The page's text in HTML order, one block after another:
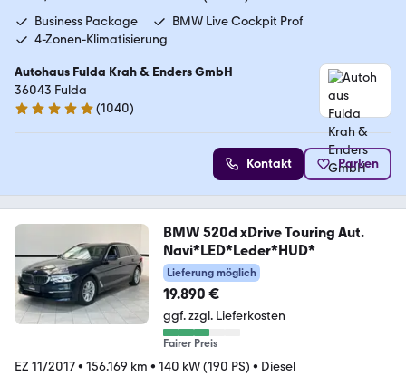
Business Package
BMW Live Cockpit Prof
4-Zonen-Klimatisierung
Autohaus Fulda Krah & Enders GmbH
36043 Fulda
5 Sterne
(1040)
Kontakt Parken
BMW 520d xDrive Touring Aut.
Navi*LED*Leder*HUD*
Lieferung möglich
19.890 €
ggf. zzgl. Lieferkosten
Fairer Preis
EZ 11/2017• 156.169 km • 140 kW (190 PS) • Diesel